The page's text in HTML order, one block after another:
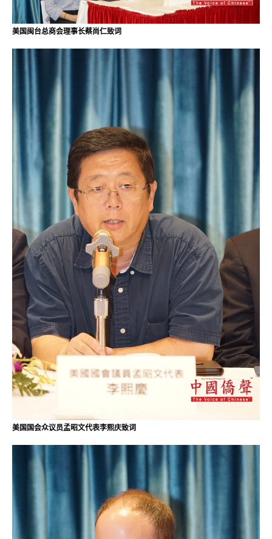
美国闽台总商会理事长蔡尚仁致词
美国国会众议员孟昭文代表李熙庆致词